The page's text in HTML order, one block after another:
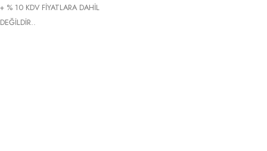
+ % 10 KDV FİYATLARA DAHİL
DEĞİLDİR..